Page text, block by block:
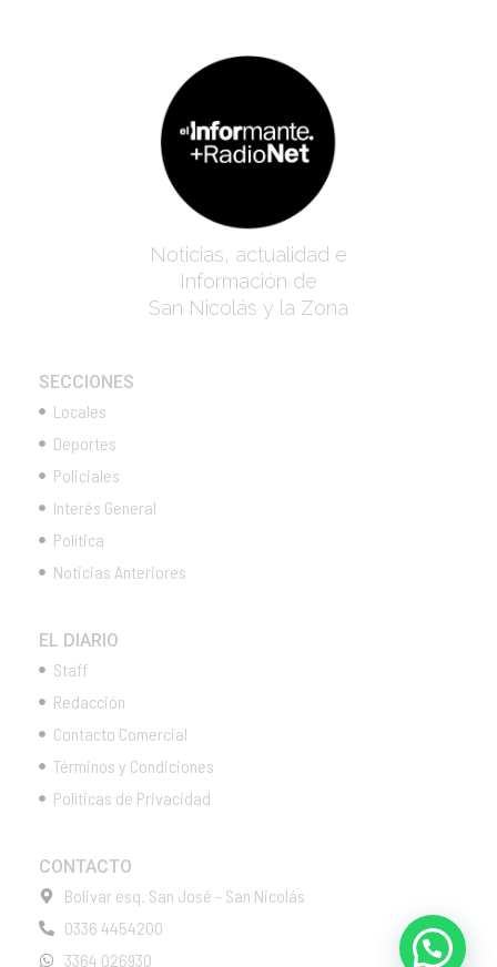
Noticias, actualidad e
Información de
San Nicolás y la Zona
SECCIONES
Locales
Deportes
Policiales
Interés General
Política
Noticias Anteriores
EL DIARIO
Staff
Redacción
Contacto Comercial
Términos y Condiciones
Políticas de Privacidad
CONTACTO
Bolivar esq. San José - San Nicolás
0336 4454200
3364 026930